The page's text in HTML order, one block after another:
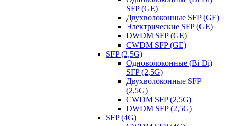
SFP (GE)
Двухволоконные SFP (GE)
Электрические SFP (GE)
DWDM SFP (GE)
CWDM SFP (GE)
SFP (2,5G)
Одноволоконные (Bi Di)
SFP (2,5G)
Двухволоконные SFP
(2,5G)
CWDM SFP (2,5G)
DWDM SFP (2,5G)
SFP (4G)